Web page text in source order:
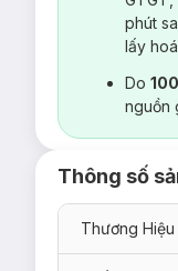
phút
lấy
Do
nguồn
Thông số
Thương Hiệu